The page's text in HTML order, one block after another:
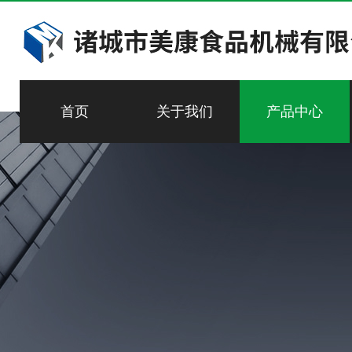
首页 关于我们 产品中心